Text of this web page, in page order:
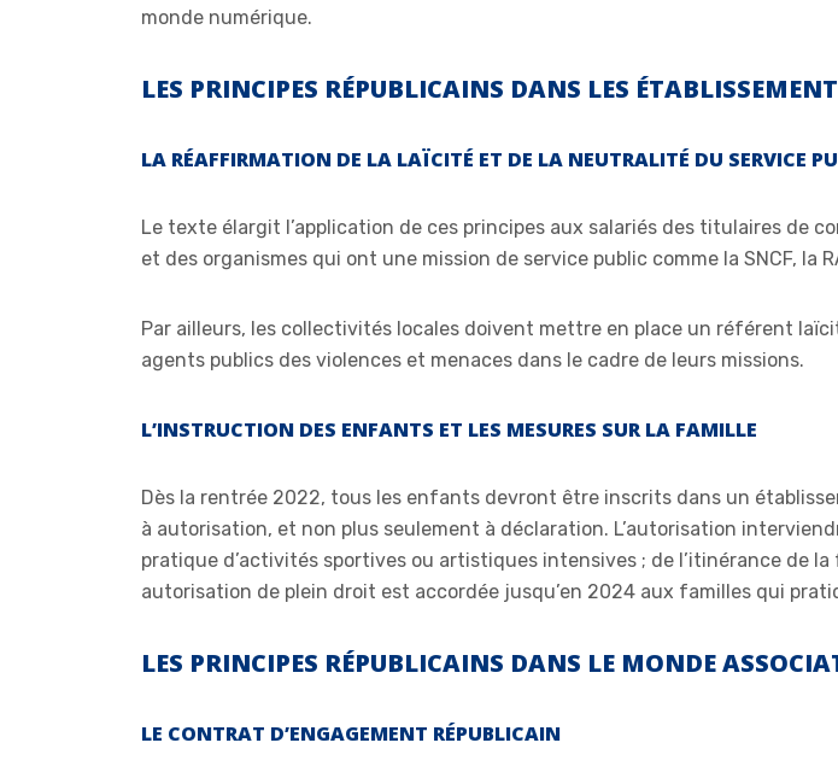
monde numérique.
LES PRINCIPES RÉPUBLICAINS DANS LES
LA RÉAFFIRMATION DE LA LAÏCITÉ ET DE LA NEUTRALITÉ DU SERVICE
Le texte élargit l’application de ces principes aux salariés des titulaires de
et des organismes qui ont une mission de service public comme la SNCF, la
Par ailleurs, les collectivités locales doivent mettre en place un référent
agents publics des violences et menaces dans le cadre de leurs missions.
L’INSTRUCTION DES ENFANTS ET LES MESURES SUR LA FAMILLE
Dès la rentrée 2022, tous les enfants devront être inscrits dans un
à autorisation, et non plus seulement à déclaration. L’autorisation
pratique d’activités sportives ou artistiques intensives ; de l’itinérance de
autorisation de plein droit est accordée jusqu’en 2024 aux familles qui
LES PRINCIPES RÉPUBLICAINS DANS LE MONDE
LE CONTRAT D’ENGAGEMENT RÉPUBLICAIN